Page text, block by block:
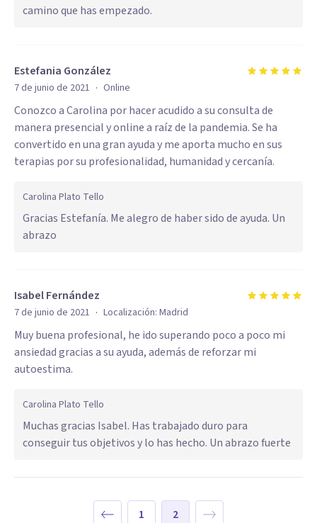
camino que has empezado.
Estefania González
7 de junio de 2021 · Online
Conozco a Carolina por hacer acudido a su consulta de
manera presencial y online a raíz de la pandemia. Se ha
convertido en una gran ayuda y me aporta mucho en sus
terapias por su profesionalidad, humanidad y cercanía.
Carolina Plato Tello
Gracias Estefanía. Me alegro de haber sido de ayuda. Un
abrazo
Isabel Fernández
7 de junio de 2021 · Localización: Madrid
Muy buena profesional, he ido superando poco a poco mi
ansiedad gracias a su ayuda, además de reforzar mi
autoestima.
Carolina Plato Tello
Muchas gracias Isabel. Has trabajado duro para
conseguir tus objetivos y lo has hecho. Un abrazo fuerte
1 2